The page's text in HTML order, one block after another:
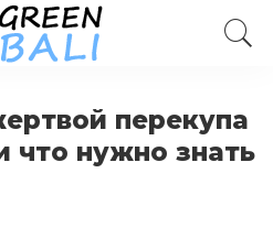
перекупа
что нужно знать